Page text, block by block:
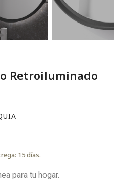
Retroiluminado
15 días.
para tu hogar.